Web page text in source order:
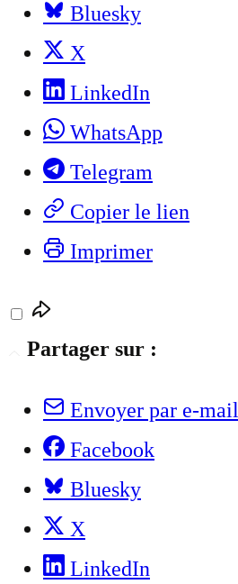
Bluesky
X
LinkedIn
WhatsApp
Telegram
Copier le lien
Imprimer
Partager sur :
Envoyer par e-mail
Facebook
Bluesky
X
LinkedIn